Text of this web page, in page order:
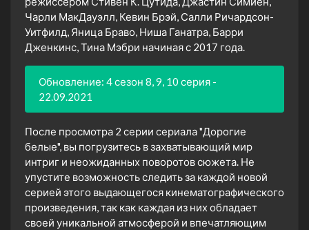
Чарли МакДауэлл, Кевин Брэй, Салли Ричардсон-
Уитфилд, Яница Браво, Ниша Ганатра, Барри
Дженкинс, Тина Мэбри начиная с 2017 года.
Обновление: 4 сезон 8, 9, 10 серия -
22.09.2021
После просмотра 2 серии сериала "Дорогие
белые", вы погрузитесь в захватывающий мир
интриг и неожиданных поворотов сюжета. Не
упустите возможность следить за каждой новой
серией этого выдающегося кинематографического
произведения, так как каждая из них обладает
своей уникальной атмосферой и впечатляющим